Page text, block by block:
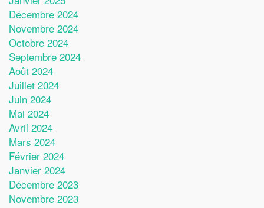
Décembre 2024
Novembre 2024
Octobre 2024
Septembre 2024
Août 2024
Juillet 2024
Juin 2024
Mai 2024
Avril 2024
Mars 2024
Février 2024
Janvier 2024
Décembre 2023
Novembre 2023